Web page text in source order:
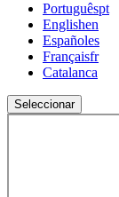
Portuguêspt
Englishen
Españoles
Françaisfr
Catalanca